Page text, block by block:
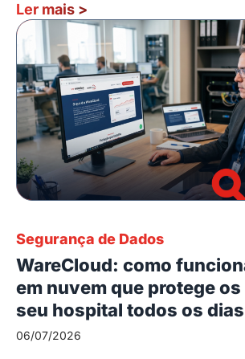
Ler mais >
Segurança de Dados
WareCloud: como
em nuvem que protege
seu hospital todos os dias
06/07/2026